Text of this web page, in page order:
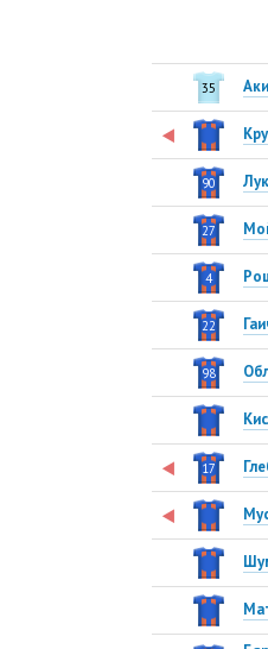
35
90
27
4
22
98
17